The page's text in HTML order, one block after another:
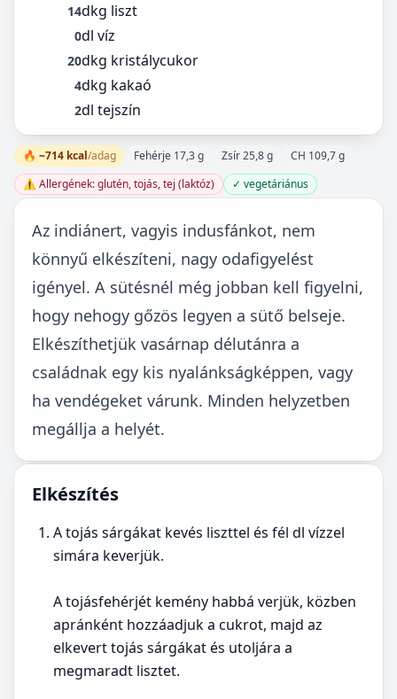
14dkg liszt
0dl víz
20dkg kristálycukor
4dkg kakaó
2dl tejszín
🔥 ~714 kcal/adag Fehérje 17,3 g Zsír 25,8 g
CH 109,7 g
⚠️ Allergének: glutén, tojás, tej (laktóz)
✓ vegetáriánus
Az indiánert, vagyis indusfánkot, nem
könnyű elkészíteni, nagy odafigyelést
igényel. A sütésnél még jobban kell figyelni,
hogy nehogy gőzös legyen a sütő belseje.
Elkészíthetjük vasárnap délutánra a
családnak egy kis nyalánkságképpen, vagy
ha vendégeket várunk. Minden helyzetben
megállja a helyét.
Elkészítés
A tojás sárgákat kevés liszttel és fél dl vízzel
simára keverjük.
A tojásfehérjét kemény habbá verjük, közben
apránként hozzáadjuk a cukrot, majd az
elkevert tojás sárgákat és utoljára a
megmaradt lisztet.